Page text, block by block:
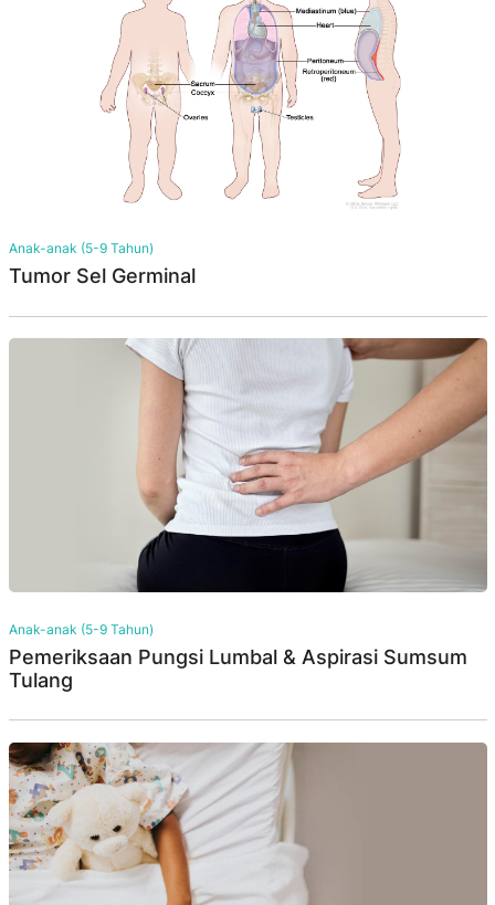
Anak-anak (5-9 Tahun)
Tumor Sel Germinal
Anak-anak (5-9 Tahun)
Pemeriksaan Pungsi Lumbal & Aspirasi Sumsum
Tulang